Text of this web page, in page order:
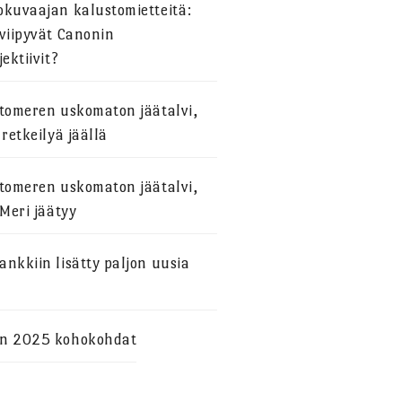
kalustomietteitä:
Canonin
uskomaton jäätalvi,
retkeilyä jäällä
uskomaton jäätalvi,
jäätyy
lisätty paljon uusia
2025 kohokohdat